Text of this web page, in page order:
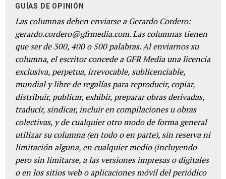
GUÍAS DE OPINIÓN
Las columnas deben enviarse a Gerardo Cordero:
gerardo.cordero@gfrmedia.com. Las columnas tienen
que ser de 300, 400 o 500 palabras. Al enviarnos su
columna, el escritor concede a GFR Media una licencia
exclusiva, perpetua, irrevocable, sublicenciable,
mundial y libre de regalías para reproducir, copiar,
distribuir, publicar, exhibir, preparar obras derivadas,
traducir, sindicar, incluir en compilaciones u obras
colectivas, y de cualquier otro modo de forma general
utilizar su columna (en todo o en parte), sin reserva ni
limitación alguna, en cualquier medio (incluyendo
pero sin limitarse, a las versiones impresas o digitales
o en los sitios web o aplicaciones móvil del periódico